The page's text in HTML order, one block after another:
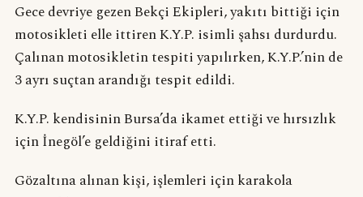
Gece devriye gezen Bekçi Ekipleri, yakıtı bittiği için
motosikleti elle ittiren K.Y.P. isimli şahsı durdurdu.
Çalınan motosikletin tespiti yapılırken, K.Y.P.’nin de
3 ayrı suçtan arandığı tespit edildi.
K.Y.P. kendisinin Bursa’da ikamet ettiği ve hırsızlık
için İnegöl’e geldiğini itiraf etti.
Gözaltına alınan kişi, işlemleri için karakola